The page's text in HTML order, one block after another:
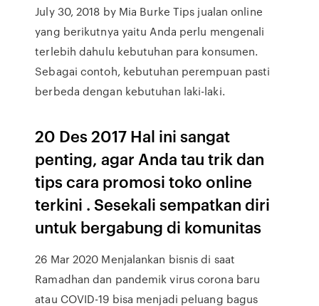
July 30, 2018 by Mia Burke Tips jualan online
yang berikutnya yaitu Anda perlu mengenali
terlebih dahulu kebutuhan para konsumen.
Sebagai contoh, kebutuhan perempuan pasti
berbeda dengan kebutuhan laki-laki.
20 Des 2017 Hal ini sangat
penting, agar Anda tau trik dan
tips cara promosi toko online
terkini . Sesekali sempatkan diri
untuk bergabung di komunitas
26 Mar 2020 Menjalankan bisnis di saat
Ramadhan dan pandemik virus corona baru
atau COVID-19 bisa menjadi peluang bagus